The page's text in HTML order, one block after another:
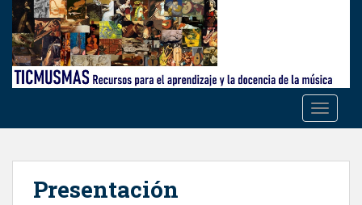
Presentación